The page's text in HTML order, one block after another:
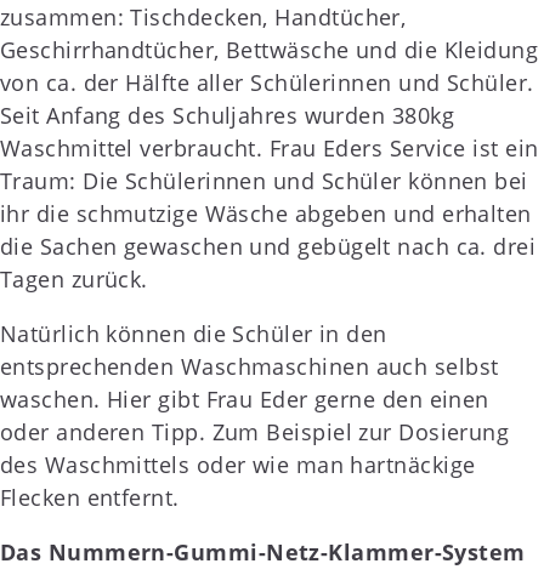
zusammen: Tischdecken, Handtücher,
Geschirrhandtücher, Bettwäsche und die Kleidung
von ca. der Hälfte aller Schülerinnen und Schüler.
Seit Anfang des Schuljahres wurden 380kg
Waschmittel verbraucht. Frau Eders Service ist ein
Traum: Die Schülerinnen und Schüler können bei
ihr die schmutzige Wäsche abgeben und erhalten
die Sachen gewaschen und gebügelt nach ca. drei
Tagen zurück.
Natürlich können die Schüler in den
entsprechenden Waschmaschinen auch selbst
waschen. Hier gibt Frau Eder gerne den einen
oder anderen Tipp. Zum Beispiel zur Dosierung
des Waschmittels oder wie man hartnäckige
Flecken entfernt.
Das Nummern-Gummi-Netz-Klammer-System